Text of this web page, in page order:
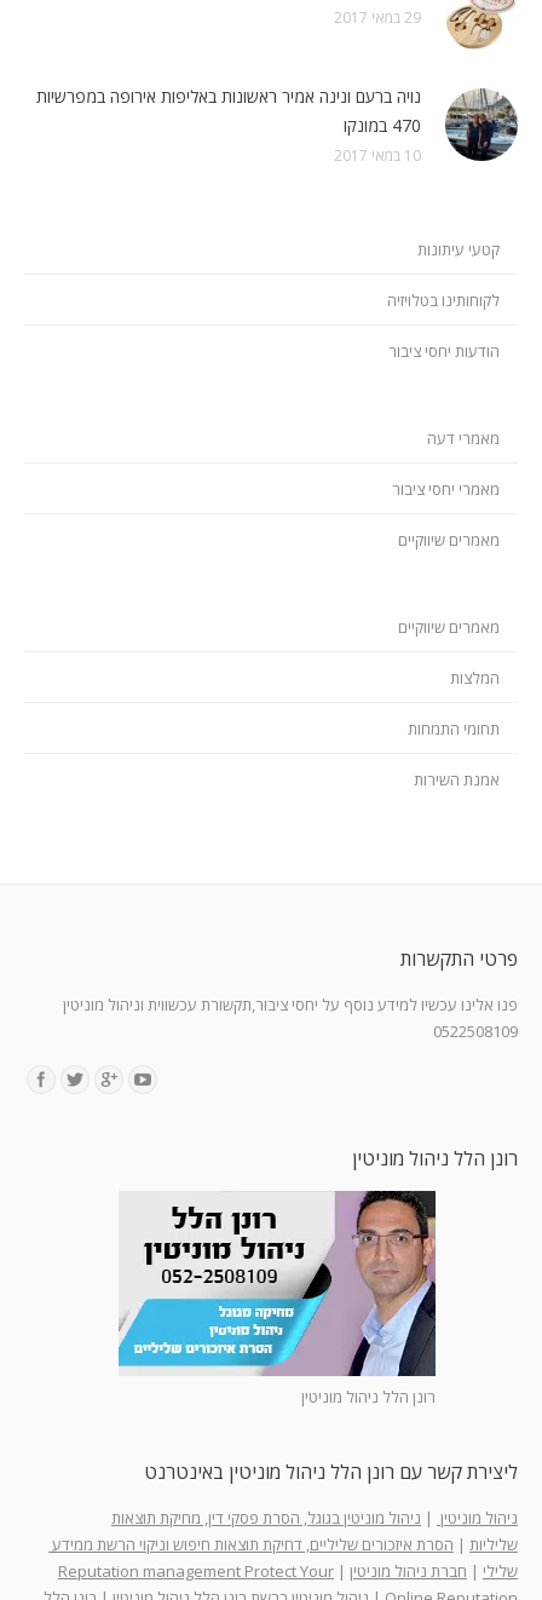
29 במאי 2017
נויה ברעם ונינה אמיר ראשונות באליפות אירופה במפרשיות
470 במונקו
10 במאי 2017
קטעי עיתונות
לקוחותינו בטלויזיה
הודעות יחסי ציבור
מאמרי דעה
מאמרי יחסי ציבור
מאמרים שיווקיים
מאמרים שיווקיים
המלצות
תחומי התמחות
אמנת השירות
פרטי התקשרות
פנו אלינו עכשיו למידע נוסף על יחסי ציבור,תקשורת עכשווית וניהול מוניטין
0522508109
רונן הלל ניהול מוניטין
רונן הלל ניהול מוניטין
ליצירת קשר עם רונן הלל ניהול מוניטין באינטרנט
ניהול מוניטין | ניהול מוניטין בגוגל, הסרת פסקי דין, מחיקת תוצאות
שליליות | הסרת איזכורים שליליים, דחיקת תוצאות חיפוש וניקוי הרשת ממידע
שלילי | חברת ניהול מוניטין |
Reputation management Protect Your